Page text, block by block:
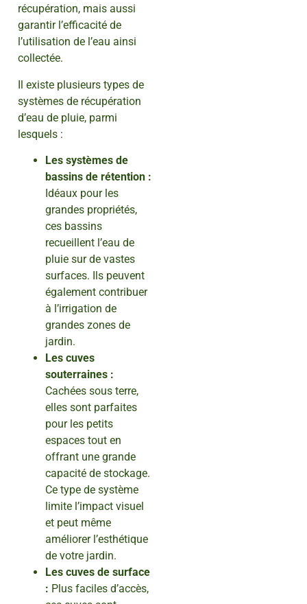
récupération, mais aussi
garantir l’efficacité de
l’utilisation de l’eau ainsi
collectée.
Il existe plusieurs types de
systèmes de récupération
d’eau de pluie, parmi
lesquels :
Les systèmes de
bassins de rétention :
Idéaux pour les
grandes propriétés,
ces bassins
recueillent l’eau de
pluie sur de vastes
surfaces. Ils peuvent
également contribuer
à l’irrigation de
grandes zones de
jardin.
Les cuves
souterraines :
Cachées sous terre,
elles sont parfaites
pour les petits
espaces tout en
offrant une grande
capacité de stockage.
Ce type de système
limite l’impact visuel
et peut même
améliorer l’esthétique
de votre jardin.
Les cuves de surface
: Plus faciles d’accès,